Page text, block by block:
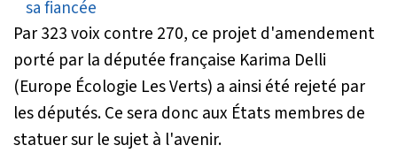
Par 323 voix contre 270, ce projet d'amendement
porté par la députée française Karima Delli
(Europe Écologie Les Verts) a ainsi été rejeté par
les députés. Ce sera donc aux États membres de
statuer sur le sujet à l'avenir.